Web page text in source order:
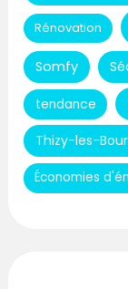
Rénovation
Somfy
tendance
Thizy-les-
Économies